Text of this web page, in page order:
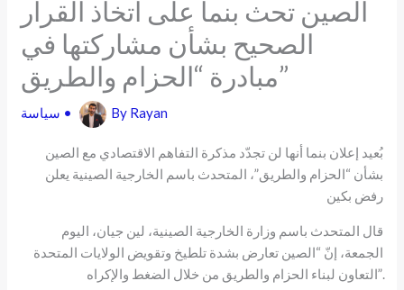
الصين تحث بنما على اتخاذ القرار
الصحيح بشأن مشاركتها في
مبادرة “الحزام والطريق”
سياسة • By Rayan
بُعيد إعلان بنما أنها لن تجدّد مذكرة التفاهم الاقتصادي مع الصين
بشأن “الحزام والطريق”، المتحدث باسم الخارجية الصينية يعلن
رفض بكين
قال المتحدث باسم وزارة الخارجية الصينية، لين جيان، اليوم
الجمعة، إنّ “الصين تعارض بشدة تلطيخ وتقويض الولايات المتحدة
التعاون لبناء الحزام والطريق من خلال الضغط والإكراه”.